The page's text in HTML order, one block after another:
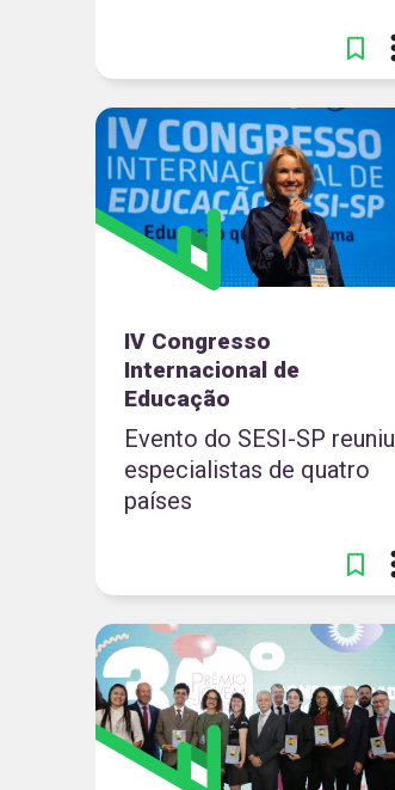
IV Congresso
Internacional de
Educação
Evento do SESI-SP reuniu
especialistas de quatro
países